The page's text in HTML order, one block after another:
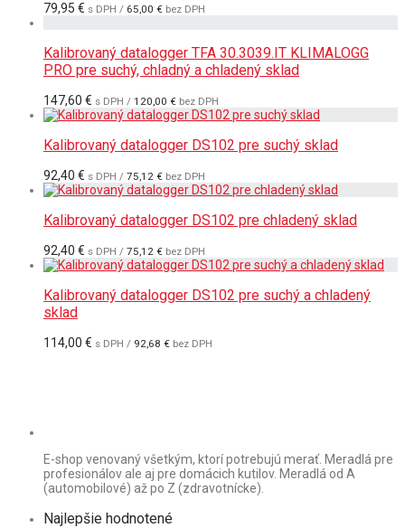
79,95 € s DPH / 65,00 € bez DPH
Kalibrovaný datalogger TFA 30.3039.IT KLIMALOGG
PRO pre suchý, chladný a chladený sklad
147,60 € s DPH / 120,00 € bez DPH
Kalibrovaný datalogger DS102 pre suchý sklad
92,40 € s DPH / 75,12 € bez DPH
Kalibrovaný datalogger DS102 pre chladený sklad
92,40 € s DPH / 75,12 € bez DPH
Kalibrovaný datalogger DS102 pre suchý a chladený
sklad
114,00 € s DPH / 92,68 € bez DPH
E-shop venovaný všetkým, ktorí potrebujú merať. Meradlá pre
profesionálov ale aj pre domácich kutilov. Meradlá od A
(automobilové) až po Z (zdravotnícke).
Najlepšie hodnotené